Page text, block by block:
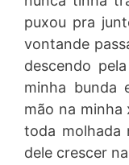
puxou pra
vontande
descendo
minha bunda
mão na minha
toda molhada
dele crescer